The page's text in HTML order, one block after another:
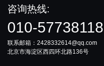
咨询热线:
010-57738118
联系邮箱：2428332614@qq.com
北京市海淀区西四环北路136号